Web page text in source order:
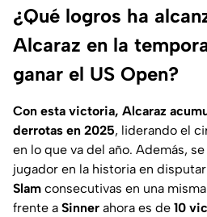
¿Qué logros ha
Alcaraz en la
ganar el US Open?
Con esta victoria, Alcaraz
derrotas en 2025, liderando el
en lo que va del año. Además,
jugador en la historia en
Slam consecutivas en una
frente a Sinner ahora es de 10